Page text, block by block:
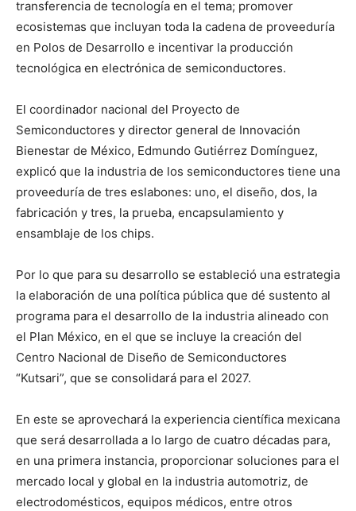
transferencia de tecnología en el tema; promover
ecosistemas que incluyan toda la cadena de proveeduría
en Polos de Desarrollo e incentivar la producción
tecnológica en electrónica de semiconductores.
El coordinador nacional del Proyecto de
Semiconductores y director general de Innovación
Bienestar de México, Edmundo Gutiérrez Domínguez,
explicó que la industria de los semiconductores tiene una
proveeduría de tres eslabones: uno, el diseño, dos, la
fabricación y tres, la prueba, encapsulamiento y
ensamblaje de los chips.
Por lo que para su desarrollo se estableció una estrategia
la elaboración de una política pública que dé sustento al
programa para el desarrollo de la industria alineado con
el Plan México, en el que se incluye la creación del
Centro Nacional de Diseño de Semiconductores
“Kutsari”, que se consolidará para el 2027.
En este se aprovechará la experiencia científica mexicana
que será desarrollada a lo largo de cuatro décadas para,
en una primera instancia, proporcionar soluciones para el
mercado local y global en la industria automotriz, de
electrodomésticos, equipos médicos, entre otros